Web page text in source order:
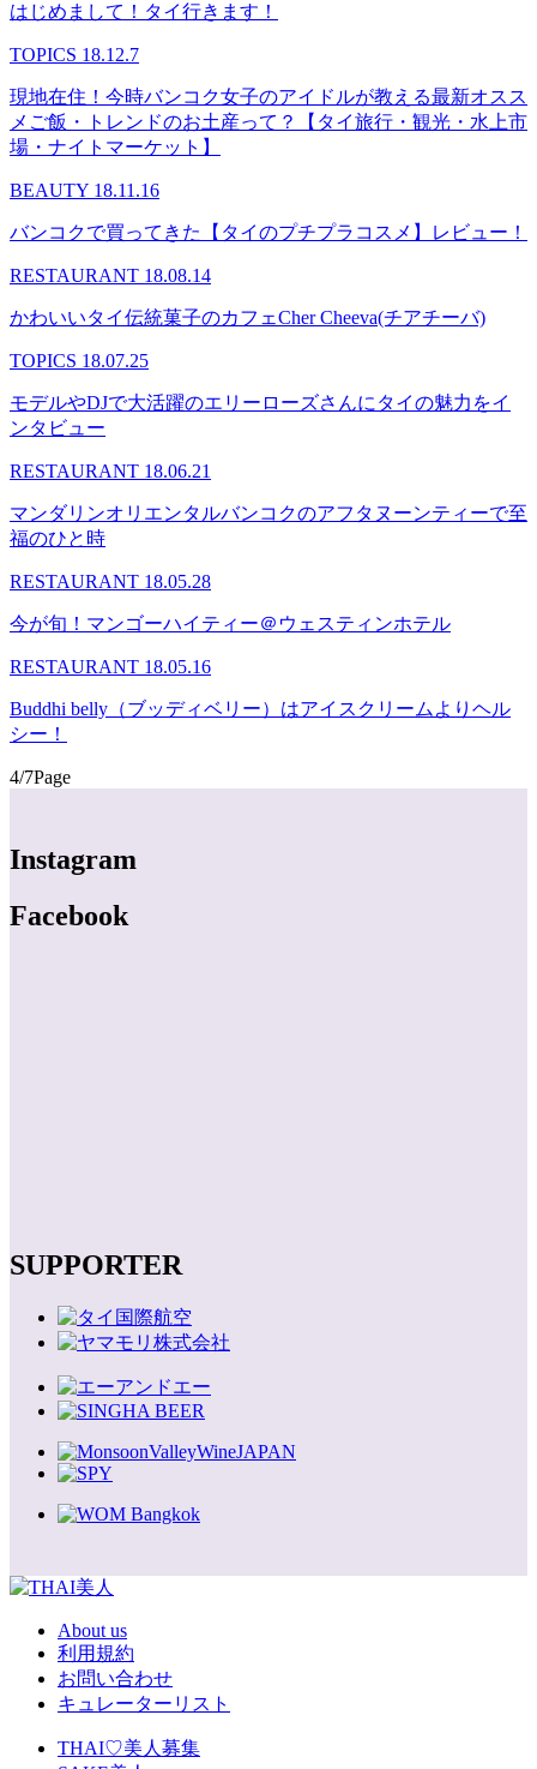
はじめまして！タイ行きます！
TOPICS 18.12.7
現地在住！今時バンコク女子のアイドルが教える最新オスス
メご飯・トレンドのお土産って？【タイ旅行・観光・水上市
場・ナイトマーケット】
BEAUTY 18.11.16
バンコクで買ってきた【タイのプチプラコスメ】レビュー！
RESTAURANT 18.08.14
かわいいタイ伝統菓子のカフェCher Cheeva(チアチーバ)
TOPICS 18.07.25
モデルやDJで大活躍のエリーローズさんにタイの魅力をイ
ンタビュー
RESTAURANT 18.06.21
マンダリンオリエンタルバンコクのアフタヌーンティーで至
福のひと時
RESTAURANT 18.05.28
今が旬！マンゴーハイティー＠ウェスティンホテル
RESTAURANT 18.05.16
Buddhi belly（ブッディベリー）はアイスクリームよりヘル
シー！
4/7Page
Instagram
Facebook
SUPPORTER
About us
利用規約
お問い合わせ
キュレーターリスト
THAI♡美人募集